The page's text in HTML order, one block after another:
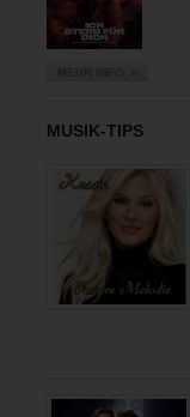
MUSIK-TIPS